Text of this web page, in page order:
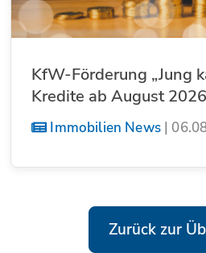
KfW-Förderung „Jung
Kredite ab August 2026
Immobilien News|
Zurück zur